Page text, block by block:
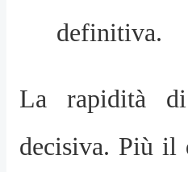
definitiva.
La rapidità
decisiva. Più il